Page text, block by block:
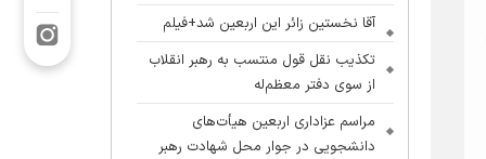
آقا نخستین زائر این اربعین شد+فیلم
تکذیب نقل قول منتسب به رهبر انقلاب
از سوی دفتر معظم‌له
مراسم عزاداری اربعین هیأت‌های
دانشجویی در جوار محل شهادت رهبر